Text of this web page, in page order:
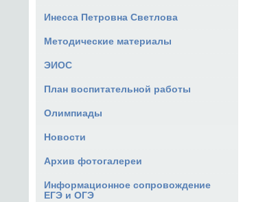
Инесса Петровна Светлова
Методические материалы
ЭИОС
План воспитательной работы
Олимпиады
Новости
Архив фотогалереи
Информационное сопровождение
ЕГЭ и ОГЭ